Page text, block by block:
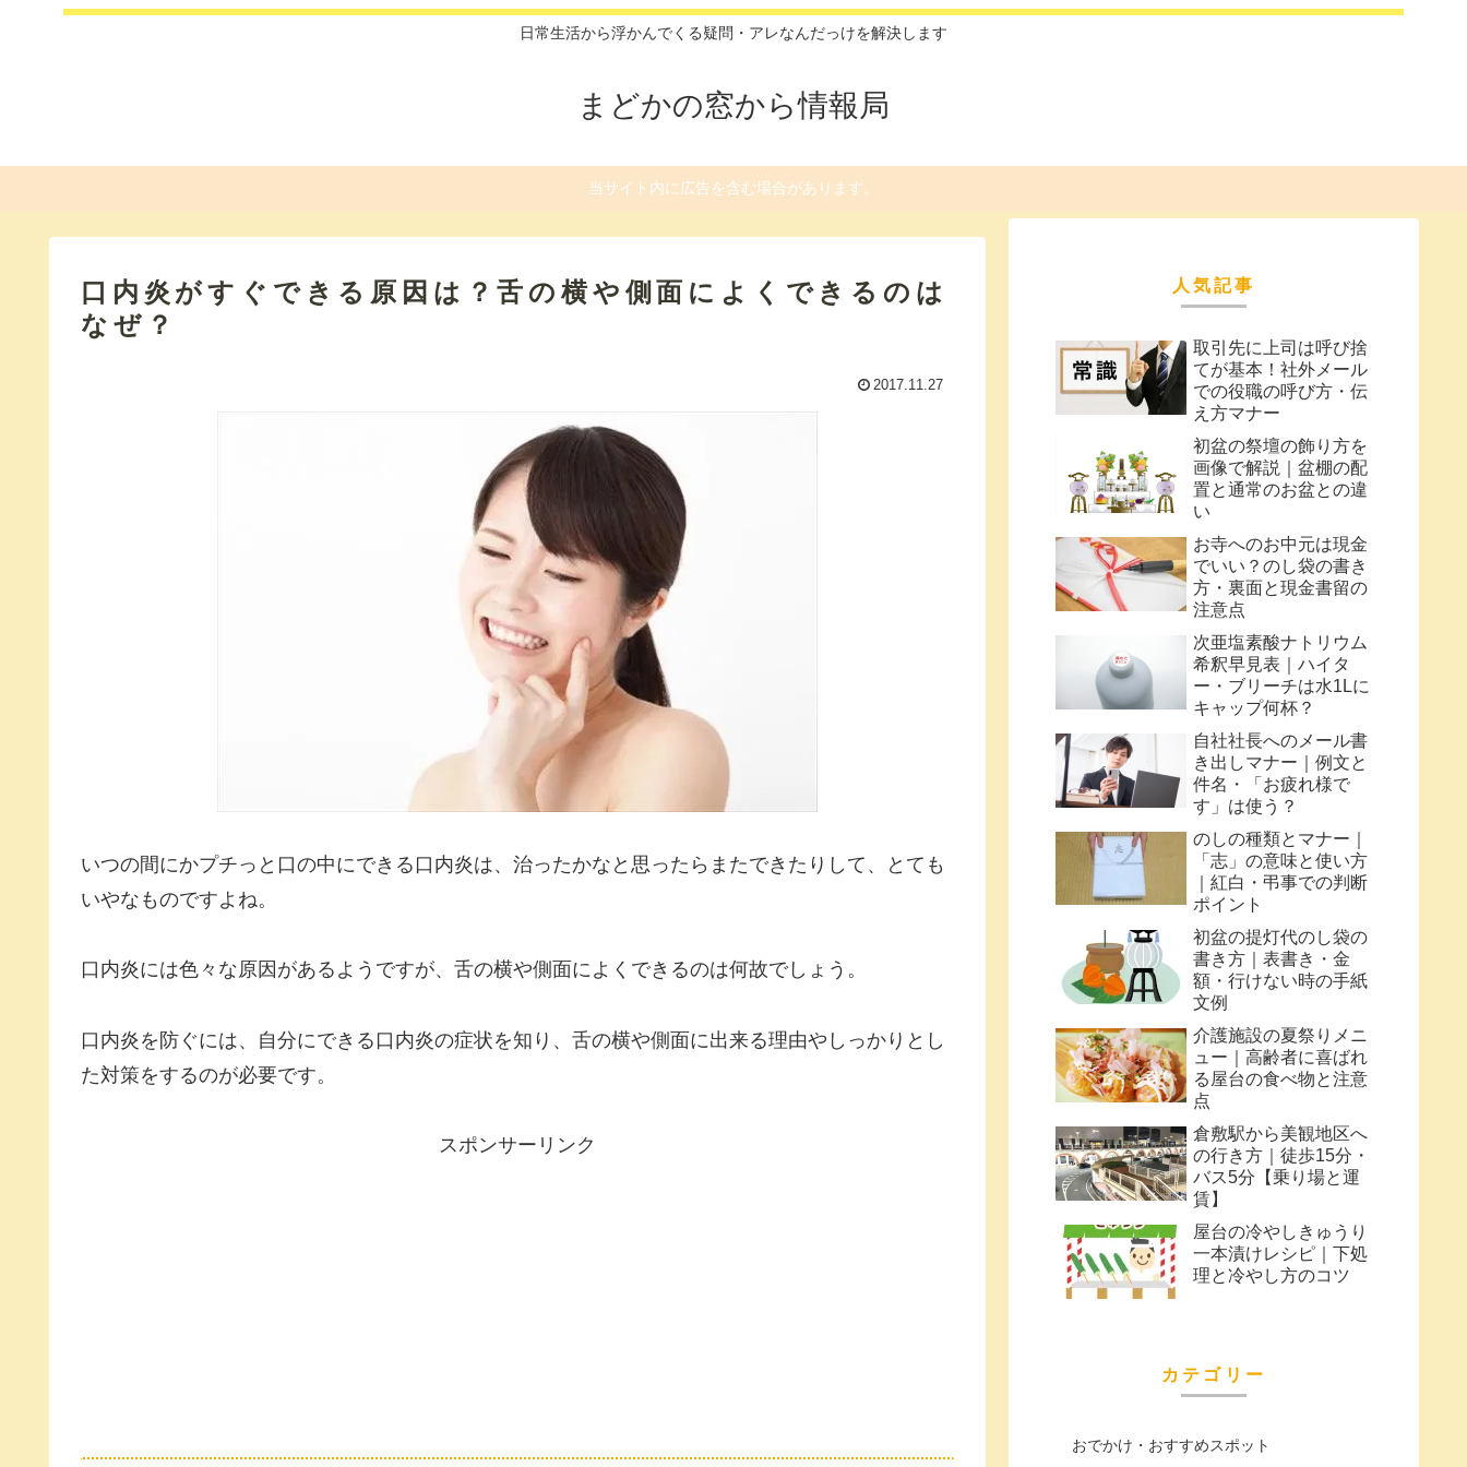
日常生活から浮かんでくる疑問・アレなんだっけを解決します
まどかの窓から情報局
当サイト内に広告を含む場合があります。
口内炎がすぐできる原因は？舌の横や側面によくできるのは
なぜ？
2017.11.27
いつの間にかプチっと口の中にできる口内炎は、治ったかなと思ったらまたできたりして、とても
いやなものですよね。
口内炎には色々な原因があるようですが、舌の横や側面によくできるのは何故でしょう。
口内炎を防ぐには、自分にできる口内炎の症状を知り、舌の横や側面に出来る理由やしっかりとし
た対策をするのが必要です。
スポンサーリンク
人気記事
取引先に上司は呼び捨
てが基本！社外メール
での役職の呼び方・伝
え方マナー
初盆の祭壇の飾り方を
画像で解説｜盆棚の配
置と通常のお盆との違
い
お寺へのお中元は現金
でいい？のし袋の書き
方・裏面と現金書留の
注意点
次亜塩素酸ナトリウム
希釈早見表｜ハイタ
ー・ブリーチは水1Lに
キャップ何杯？
自社社長へのメール書
き出しマナー｜例文と
件名・「お疲れ様で
す」は使う？
のしの種類とマナー｜
「志」の意味と使い方
｜紅白・弔事での判断
ポイント
初盆の提灯代のし袋の
書き方｜表書き・金
額・行けない時の手紙
文例
介護施設の夏祭りメニ
ュー｜高齢者に喜ばれ
る屋台の食べ物と注意
点
倉敷駅から美観地区へ
の行き方｜徒歩15分・
バス5分【乗り場と運
賃】
屋台の冷やしきゅうり
一本漬けレシピ｜下処
理と冷やし方のコツ
カテゴリー
おでかけ・おすすめスポット